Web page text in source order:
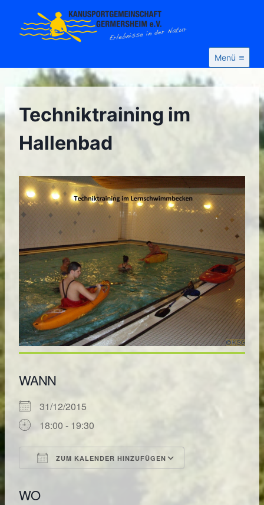
Inhalt
springen
Menü
Techniktraining im
Hallenbad
WANN
31/12/2015
18:00 - 19:30
ZUM KALENDER HINZUFÜGEN
Google
WO